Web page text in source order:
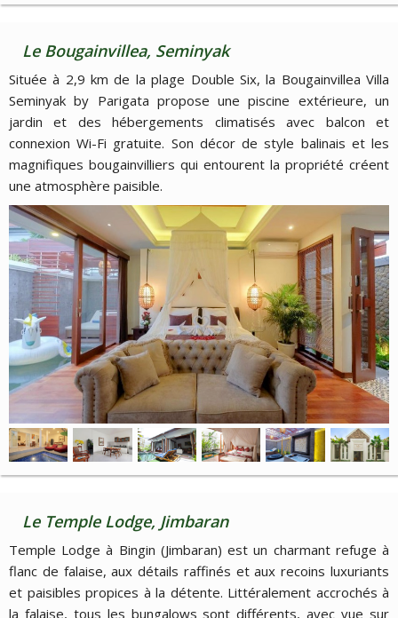
Le Bougainvillea, Seminyak
Située à 2,9 km de la plage Double Six, la Bougainvillea Villa
Seminyak by Parigata propose une piscine extérieure, un
jardin et des hébergements climatisés avec balcon et
connexion Wi-Fi gratuite. Son décor de style balinais et les
magnifiques bougainvilliers qui entourent la propriété créent
une atmosphère paisible.
Le Temple Lodge, Jimbaran
Temple Lodge à Bingin (Jimbaran) est un charmant refuge à
flanc de falaise, aux détails raffinés et aux recoins luxuriants
et paisibles propices à la détente. Littéralement accrochés à
la falaise, tous les bungalows sont différents, avec vue sur